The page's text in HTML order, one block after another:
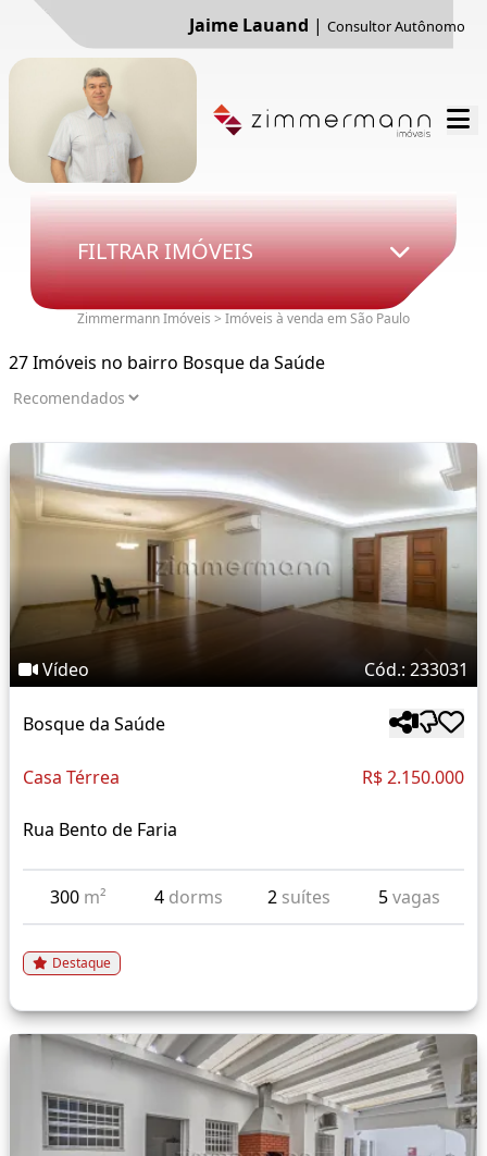
Jaime Lauand | Consultor Autônomo
FILTRAR IMÓVEIS
Zimmermann Imóveis > Imóveis à venda em São Paulo
27 Imóveis no bairro Bosque da Saúde
Vídeo Cód.: 233031
Bosque da Saúde
Casa Térrea R$ 2.150.000
Rua Bento de Faria
300 m² 4 dorms 2 suítes 5vagas
Destaque